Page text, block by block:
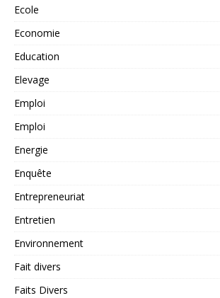
Ecole
Economie
Education
Elevage
Emploi
Emploi
Energie
Enquête
Entrepreneuriat
Entretien
Environnement
Fait divers
Faits Divers